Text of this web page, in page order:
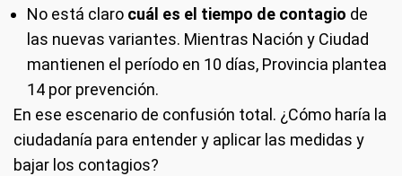
No está claro cuál es el tiempo de contagio de
las nuevas variantes. Mientras Nación y Ciudad
mantienen el período en 10 días, Provincia plantea
14 por prevención.
En ese escenario de confusión total. ¿Cómo haría la
ciudadanía para entender y aplicar las medidas y
bajar los contagios?